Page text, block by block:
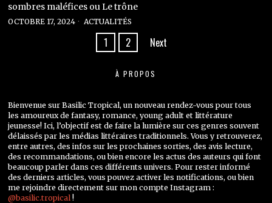
sombres maléfices ou Le trône
OCTOBRE 17, 2024 ACTUALITÉS
1 2 Next
À PROPOS
Bienvenue sur Basilic Tropical, un nouveau rendez-vous pour tous
les amoureux de fantasy, romance, young adult et littérature
jeunesse! Ici, l’objectif est de faire la lumière sur ces genres souvent
délaissés par les médias littéraires traditionnels. Vous y retrouverez,
entre autres, des infos sur les prochaines sorties, des avis lecture,
des recommandations, ou bien encore les actus des auteurs qui font
beaucoup parler dans ces différents univers. Pour rester informé
des derniers articles, vous pouvez activer les notifications, ou bien
me rejoindre directement sur mon compte Instagram :
@basilic.tropical !